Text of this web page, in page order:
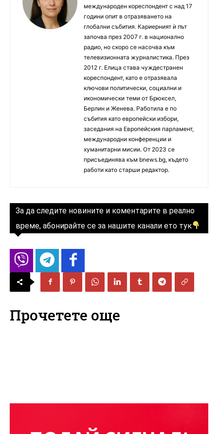
международен кореспондент с над 17
години опит в отразяването на
глобални събития. Кариерният ѝ път
започва през 2007 г. в национално
радио, но скоро се насочва към
телевизионната журналистика. През
2012 г. Елица става чуждестранен
кореспондент, като е отразявала
ключови политически, социални и
икономически теми от Брюксел,
Берлин и Женева. Работила е по
събития като европейски избори,
заседания на Европейския парламент,
международни конференции и
хуманитарни мисии. От 2023 се
присъединява към bnews.bg, където
работи като старши редактор.
За да следите новините и коментарите в реално
време, абонирайте се за нашите канали ето тук
Прочетете още